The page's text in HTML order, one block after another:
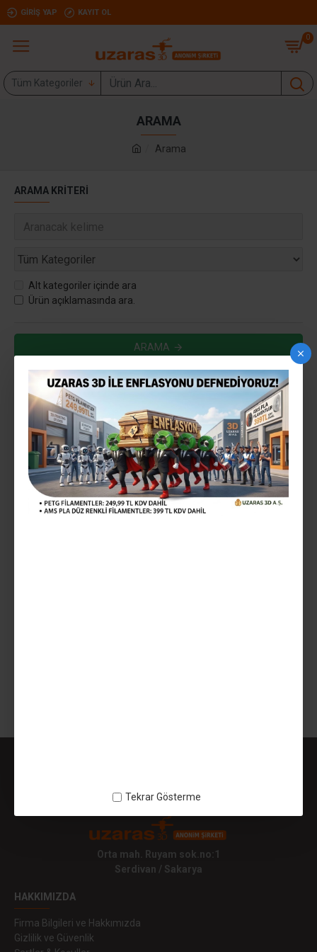
Tekrar Gösterme
GIRIŞ YAP KAYIT OL
0
Tüm Kategoriler
Arama
ARAMA
ARAMA KRITERI
Alt kategoriler içinde ara
Ürün açıklamasında ara.
ARAMA
ARAMA KRITERLERINE UYGUN ÜRÜNLER
0
Orta mah. Ruyam sok.no:1
Serdivan / Sakarya
HAKKIMIZDA
Firma Bilgileri ve Hakkımızda
Gizlilik ve Güvenlik